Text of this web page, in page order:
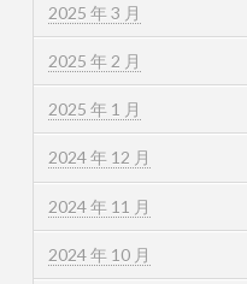
2025 年 3 月
2025 年 2 月
2025 年 1 月
2024 年 12 月
2024 年 11 月
2024 年 10 月